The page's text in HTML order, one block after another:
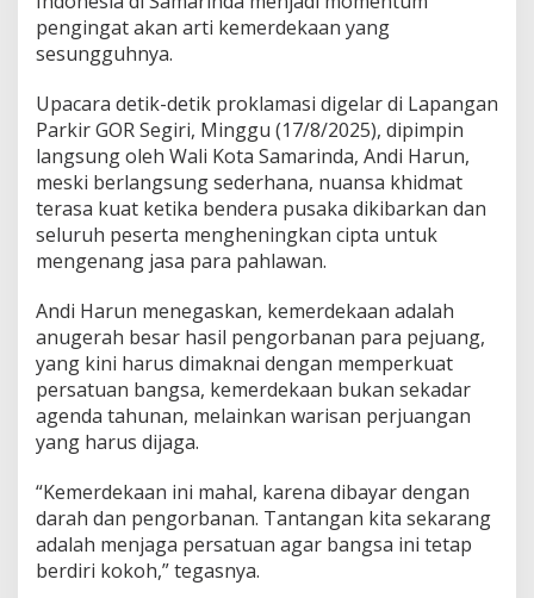
pengingat akan arti kemerdekaan yang
sesungguhnya.
Upacara detik-detik proklamasi digelar di Lapangan
Parkir GOR Segiri, Minggu (17/8/2025), dipimpin
langsung oleh Wali Kota Samarinda, Andi Harun,
meski berlangsung sederhana, nuansa khidmat
terasa kuat ketika bendera pusaka dikibarkan dan
seluruh peserta mengheningkan cipta untuk
mengenang jasa para pahlawan.
Andi Harun menegaskan, kemerdekaan adalah
anugerah besar hasil pengorbanan para pejuang,
yang kini harus dimaknai dengan memperkuat
persatuan bangsa, kemerdekaan bukan sekadar
agenda tahunan, melainkan warisan perjuangan
yang harus dijaga.
“Kemerdekaan ini mahal, karena dibayar dengan
darah dan pengorbanan. Tantangan kita sekarang
adalah menjaga persatuan agar bangsa ini tetap
berdiri kokoh,” tegasnya.